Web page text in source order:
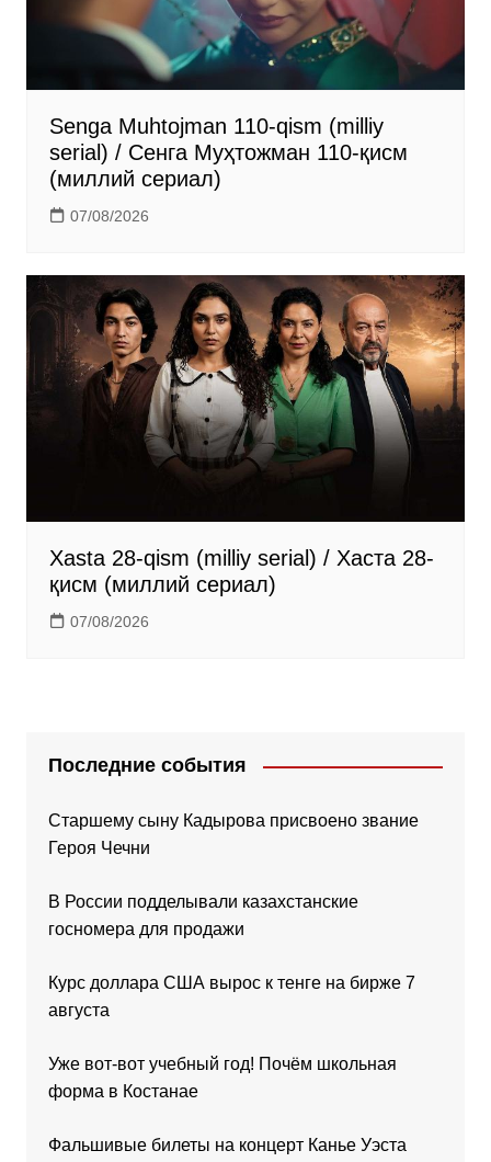
i
Senga Muhtojman 110-qism (milliy
serial) / Сенга Муҳтожман 110-қисм
(миллий сериал)
07/08/2026
Xasta 28-qism (milliy serial) / Хаста 28-
қисм (миллий сериал)
07/08/2026
Последние события
Старшему сыну Кадырова присвоено звание
Героя Чечни
В России подделывали казахстанские
госномера для продажи
Курс доллара США вырос к тенге на бирже 7
августа
Уже вот-вот учебный год! Почём школьная
форма в Костанае
Фальшивые билеты на концерт Канье Уэста